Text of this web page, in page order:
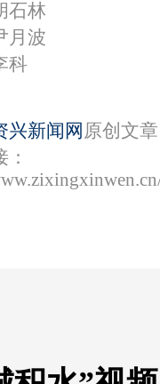
石林
月波
科
兴新闻网 原创文